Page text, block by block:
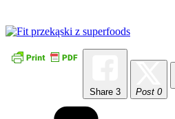
Share 3 Post 0